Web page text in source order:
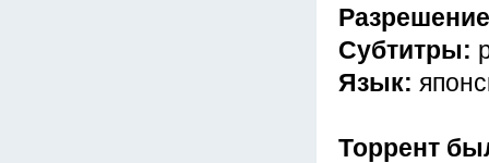
Субтитры:
Язык:
Торрент